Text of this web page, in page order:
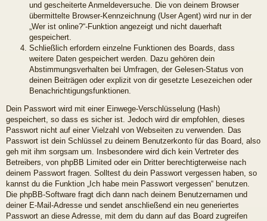
und gescheiterte Anmeldeversuche. Die von deinem Browser
übermittelte Browser-Kennzeichnung (User Agent) wird nur in der
„Wer ist online?“-Funktion angezeigt und nicht dauerhaft
gespeichert.
Schließlich erfordern einzelne Funktionen des Boards, dass
weitere Daten gespeichert werden. Dazu gehören dein
Abstimmungsverhalten bei Umfragen, der Gelesen-Status von
deinen Beiträgen oder explizit von dir gesetzte Lesezeichen oder
Benachrichtigungsfunktionen.
Dein Passwort wird mit einer Einwege-Verschlüsselung (Hash)
gespeichert, so dass es sicher ist. Jedoch wird dir empfohlen, dieses
Passwort nicht auf einer Vielzahl von Webseiten zu verwenden. Das
Passwort ist dein Schlüssel zu deinem Benutzerkonto für das Board, also
geh mit ihm sorgsam um. Insbesondere wird dich kein Vertreter des
Betreibers, von phpBB Limited oder ein Dritter berechtigterweise nach
deinem Passwort fragen. Solltest du dein Passwort vergessen haben, so
kannst du die Funktion „Ich habe mein Passwort vergessen“ benutzen.
Die phpBB-Software fragt dich dann nach deinem Benutzernamen und
deiner E-Mail-Adresse und sendet anschließend ein neu generiertes
Passwort an diese Adresse, mit dem du dann auf das Board zugreifen